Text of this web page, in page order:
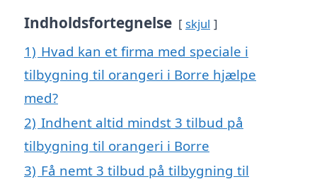
Indholdsfortegnelse skjul
1) Hvad kan et firma med speciale i
tilbygning til orangeri i Borre hjælpe
med?
2) Indhent altid mindst 3 tilbud på
tilbygning til orangeri i Borre
3) Få nemt 3 tilbud på tilbygning til